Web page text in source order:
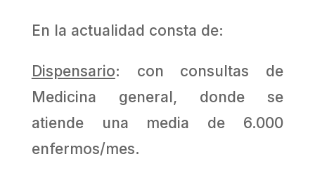
En la actualidad consta de:
Dispensario: con consultas de
Medicina general, donde se
atiende una media de 6.000
enfermos/mes.